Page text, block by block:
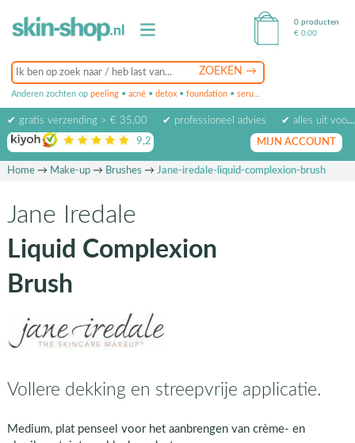
Anderen zochten op peeling • acné • detox • foundation • serum
0 producten
€ 0,00
✔ gratis verzending > € 35,00 ✔ professioneel advies
✔ alles uit voorraad leverbaar
9,2 op basis van beoordelingen
MIJN ACCOUNT
Home→ Make-up→ Brushes → Jane-iredale-liquid-complexion-brush
Jane Iredale
Liquid Complexion
Brush
Vollere dekking en streepvrije applicatie.
Medium, plat penseel voor het aanbrengen van crème- en